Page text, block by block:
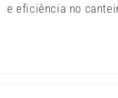
e eficiência no